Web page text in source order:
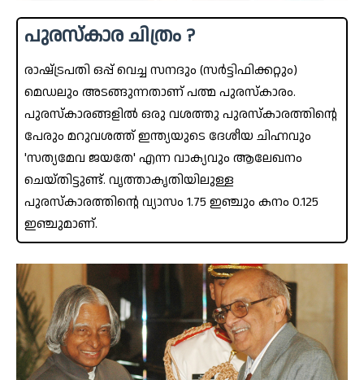
പുരസ്‌കാര ചിത്രം ?
രാഷ്‌ട്രപതി ഒപ്പ് വെച്ച സനദും (സർട്ടിഫിക്കറ്റും)
മെഡലും അടങ്ങുന്നതാണ് പത്മ പുരസ്‌കാരം.
പുരസ്കാരങ്ങളിൽ ഒരു വശത്തു പുരസ്കാരത്തിന്റെ
പേരും മറുവശത്ത് ഇന്ത്യയുടെ ദേശീയ ചിഹ്നവും
'സത്യമേവ ജയതേ' എന്ന വാക്യവും ആലേഖനം
ചെയ്തിട്ടുണ്ട്. വൃത്താകൃതിയിലുള്ള
പുരസ്കാരത്തിന്റെ വ്യാസം 1.75 ഇഞ്ചും കനം 0.125
ഇഞ്ചുമാണ്.